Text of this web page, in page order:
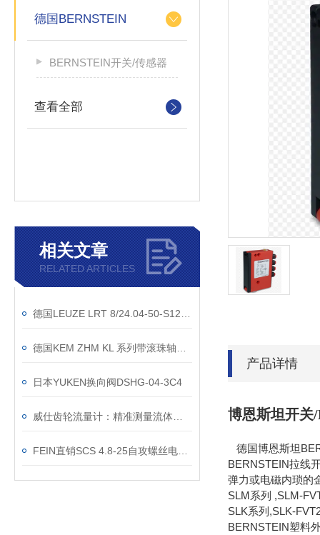
德国BERNSTEIN
BERNSTEIN开关/传感器
查看全部
相关文章
RELATED ARTICLES
日本YUKEN换向阀DSHG-04-3C4
产品详情
博恩斯坦开关
德国博恩斯坦
BERNSTEIN拉线
弹力或电磁内琐的
SLM系列 ,SLM-
SLK系列,SLK-
BERNSTEIN塑料